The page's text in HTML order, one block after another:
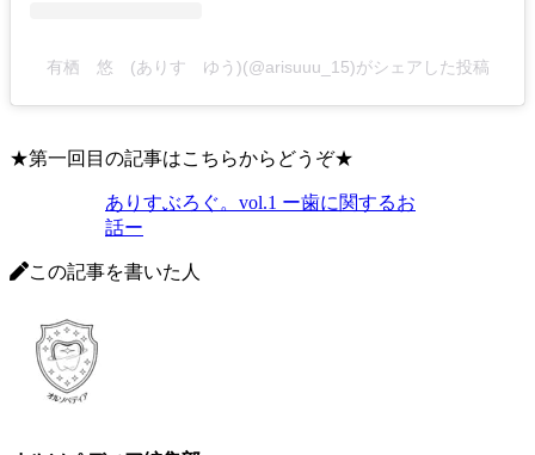
有栖 悠 (ありす ゆう)(@arisuuu_15)がシェアした投稿
★第一回目の記事はこちらからどうぞ★
ありすぶろぐ。vol.1 ー歯に関するお
話ー
この記事を書いた人